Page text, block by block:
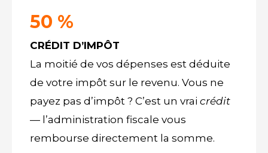
50 %
CRÉDIT D’IMPÔT
La moitié de vos dépenses est déduite
de votre impôt sur le revenu. Vous ne
payez pas d’impôt ? C’est un vrai crédit
— l’administration fiscale vous
rembourse directement la somme.